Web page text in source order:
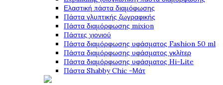
Ελαστική πάστα διαμόφωσης
Πάστα γλυπτικής ζωγραφικής
Πάστα διαμόρφωσης mixion
Πάστες χιονιού
Πάστα διαμόρφωσης υφάσματος Fashion 50 ml
Πάστα διαμόρφωσης υφάσματος γκλίτερ
Πάστα διαμόρφωσης υφάσματος Hi-Lite
Πάστα Shabby Chic -Μάτ